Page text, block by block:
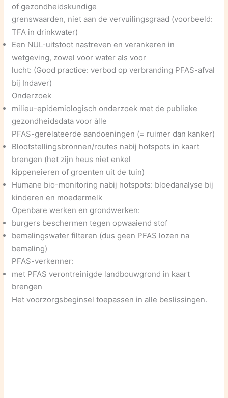
of gezondheidskundige
grenswaarden, niet aan de vervuilingsgraad (voorbeeld:
TFA in drinkwater)
Een NUL-uitstoot nastreven en verankeren in
wetgeving, zowel voor water als voor
lucht: (Good practice: verbod op verbranding PFAS-afval
bij Indaver)
Onderzoek
milieu-epidemiologisch onderzoek met de publieke
gezondheidsdata voor àlle
PFAS-gerelateerde aandoeningen (= ruimer dan kanker)
Blootstellingsbronnen/routes nabij hotspots in kaart
brengen (het zijn heus niet enkel
kippeneieren of groenten uit de tuin)
Humane bio-monitoring nabij hotspots: bloedanalyse bij
kinderen en moedermelk
Openbare werken en grondwerken:
burgers beschermen tegen opwaaiend stof
bemalingswater filteren (dus geen PFAS lozen na
bemaling)
PFAS-verkenner:
met PFAS verontreinigde landbouwgrond in kaart
brengen
Het voorzorgsbeginsel toepassen in alle beslissingen.